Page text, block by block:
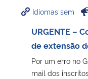
Idiomas sem
URGENTE –
de extensão
Por um erro no
mail dos